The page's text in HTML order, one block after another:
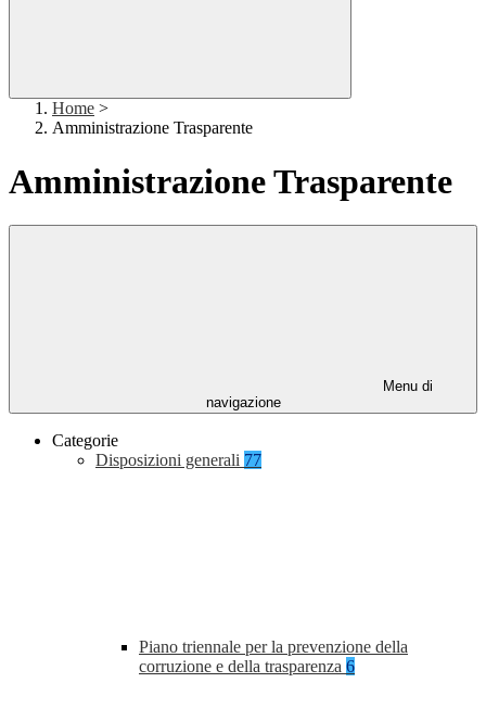
Home >
Amministrazione Trasparente
Amministrazione Trasparente
Menu di
navigazione
Categorie
Disposizioni generali 77
Piano triennale per la prevenzione della
corruzione e della trasparenza 6